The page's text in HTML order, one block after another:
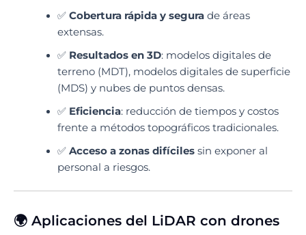
✅ Cobertura rápida y segurade áreas
extensas.
✅ Resultados en 3D: modelos digitales de
terreno (MDT), modelos digitales de superficie
(MDS) y nubes de puntos densas.
✅ Eficiencia: reducción de tiempos y costos
frente a métodos topográficos tradicionales.
✅ Acceso a zonas difícilessin exponer al
personal a riesgos.
🌍 Aplicaciones del LiDAR con drones